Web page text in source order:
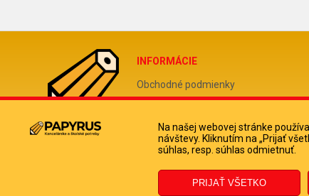
INFORMÁCIE
Obchodné podmienky
Odstúpiť od zmluvy tu
Doprava a platba kuriérom
Ochrana osobných údajov
Informácie o súboroch cookies
Na našej webovej stránke
návštevy. Kliknutím na „Prijať
súhlas, resp. súhlas odmietnuť.